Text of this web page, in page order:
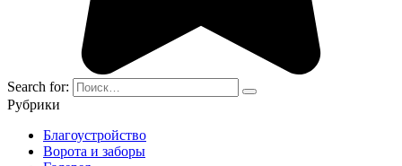
Search for:
Рубрики
Благоустройство
Ворота и заборы